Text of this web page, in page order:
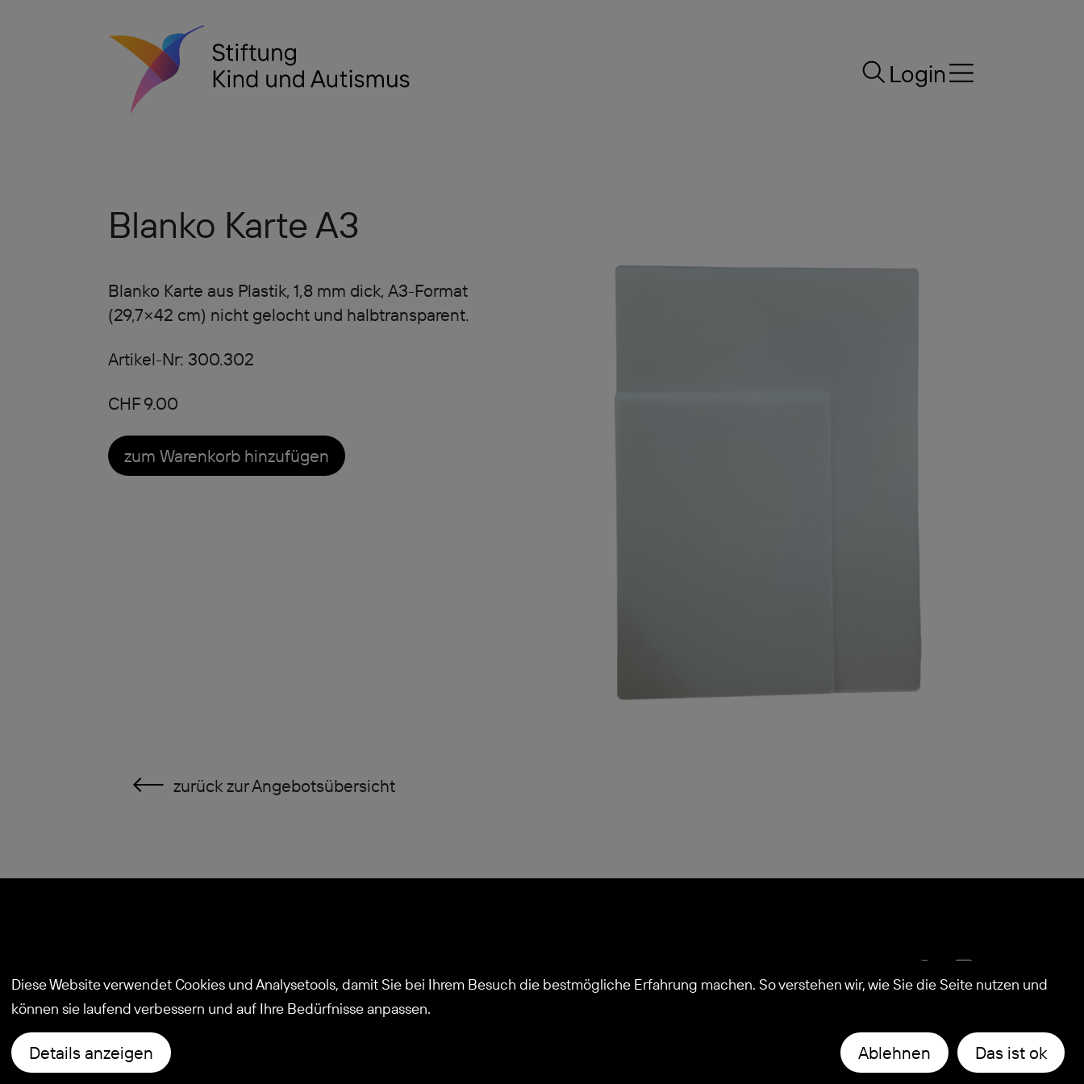
Login
Blanko Karte A3
Blanko Karte aus Plastik, 1,8 mm dick, A3-Format
(29,7×42 cm) nicht gelocht und halbtransparent.
Artikel-Nr: 300.302
CHF 9.00
zum Warenkorb hinzufügen
zurück zur Angebotsübersicht
Stiftung Kind und Autismus
News
Spenden
Datenschutz
Diese Website verwendet Cookies und Analysetools, damit Sie bei Ihrem Besuch die bestmögliche Erfahrung machen. So verstehen wir, wie Sie die Seite nutzen und
können sie laufend verbessern und auf Ihre Bedürfnisse anpassen.
Details anzeigen Ablehnen Das ist ok